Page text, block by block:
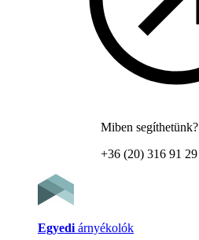
Miben segíthetünk?
+36 (20) 316 91 29
Egyedi árnyékolók